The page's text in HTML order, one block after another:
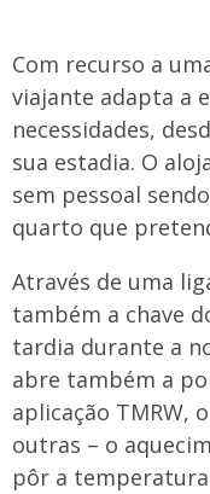
Com recurso a
viajante adapta a
necessidades,
sua estadia. O
sem pessoal
quarto que
Através de uma
também a chave
tardia durante a
abre também a
aplicação TMRW,
outras – o
pôr a